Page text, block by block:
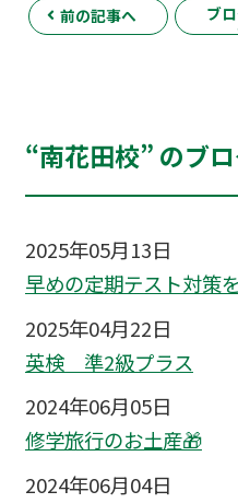
前の記事へ ブ
“南花田校” のブ
2025年05月13日
早めの定期テスト対策
2025年04月22日
英検 準2級プラス
2024年06月05日
修学旅行のお土産🎁
2024年06月04日